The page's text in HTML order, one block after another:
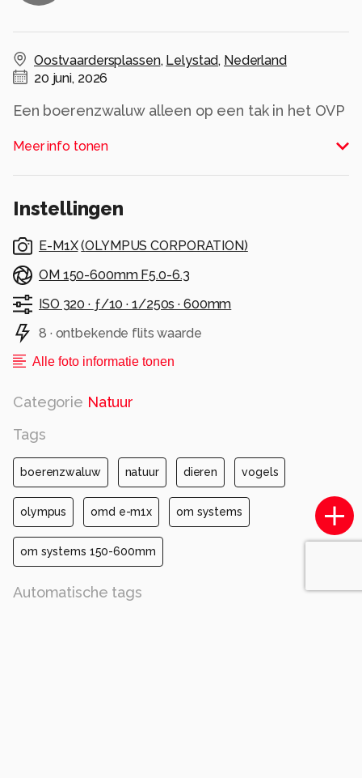
Oostvaardersplassen, Lelystad, Nederland
20 juni, 2026
Een boerenzwaluw alleen op een tak in het OVP
Alle rechten voorbehouden
Meer info tonen
Instellingen
E-M1X (OLYMPUS CORPORATION)
OM 150-600mm F5.0-6.3
ISO 320 · ƒ/10 · 1/250s · 600mm
8 · ontbekende flits waarde
Alle foto informatie tonen
Categorie Natuur
Tags
boerenzwaluw natuur dieren vogels
olympus omd e-m1x om systems
om systems 150-600mm
Automatische tags